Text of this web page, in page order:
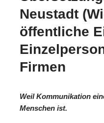
Neustadt
öffentliche
Firmen
Weil Kommunikation
Menschen ist.